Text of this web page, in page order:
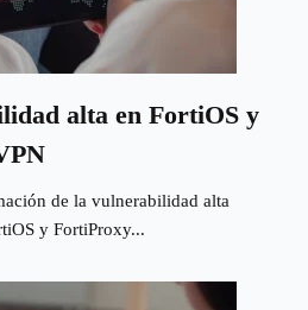
alta en FortiOS y
de la vulnerabilidad alta
y FortiProxy...